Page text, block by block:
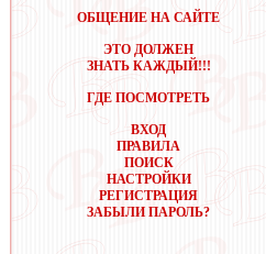
ОБЩЕНИЕ НА САЙТЕ
ЭТО ДОЛЖЕН
ЗНАТЬ КАЖДЫЙ!!!
ГДЕ ПОСМОТРЕТЬ
ВХОД
ПРАВИЛА
ПОИСК
НАСТРОЙКИ
РЕГИСТРАЦИЯ
ЗАБЫЛИ ПАРОЛЬ?